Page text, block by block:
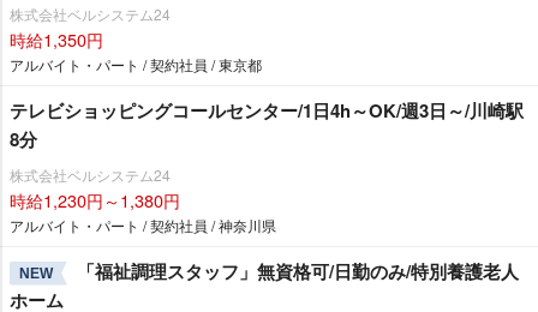
株式会社ベルシステム24
時給1,350円
アルバイト・パート / 契約社員 / 東京都
テレビショッピングコールセンター/1日4h～OK/週3日～/川崎駅
8分
株式会社ベルシステム24
時給1,230円～1,380円
アルバイト・パート / 契約社員 / 神奈川県
NEW
「福祉調理スタッフ」無資格可/日勤のみ/特別養護老人
ホーム